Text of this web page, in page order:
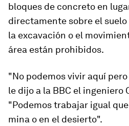
bloques de concreto en
directamente sobre el
la excavación o el
área están prohibidos.
"No podemos vivir aquí
le dijo a la BBC el ingeniero
"Podemos trabajar igual
mina o en el desierto".